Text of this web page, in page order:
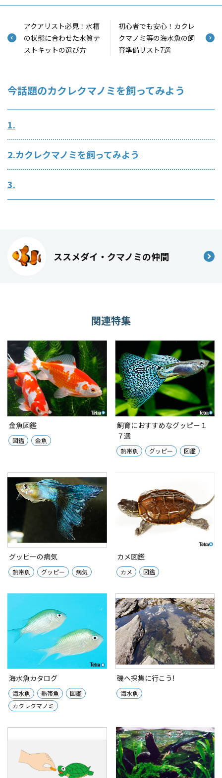
アクアリスト必見！水槽
の状態に合わせた水質テ
ストキットの選び方
初心者でも安心！カクレ
クマノミ等の海水魚の飼
育準備リスト7選
今話題のカクレクマノミを飼ってみよう
1.
2.カクレクマノミを飼ってみよう
3.
ススメダイ・クマノミの仲間
関連特集
金魚図鑑
図鑑 金魚
飼育におすすめなグッピー１
７選
熱帯魚 グッピー 図鑑
グッピーの病気
熱帯魚 グッピー 病気
カメ図鑑
カメ 図鑑
海水魚カタログ
海水魚 熱帯魚
図鑑
カクレクマノミ
磯へ採集に行こう!
海水魚